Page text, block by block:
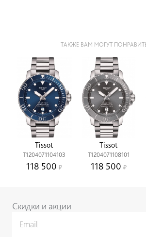
ТАКЖЕ ВАМ МОГУТ
Tissot
T1204071104103
118 500
Tissot
T1204071108101
118 500
Скидки и акции